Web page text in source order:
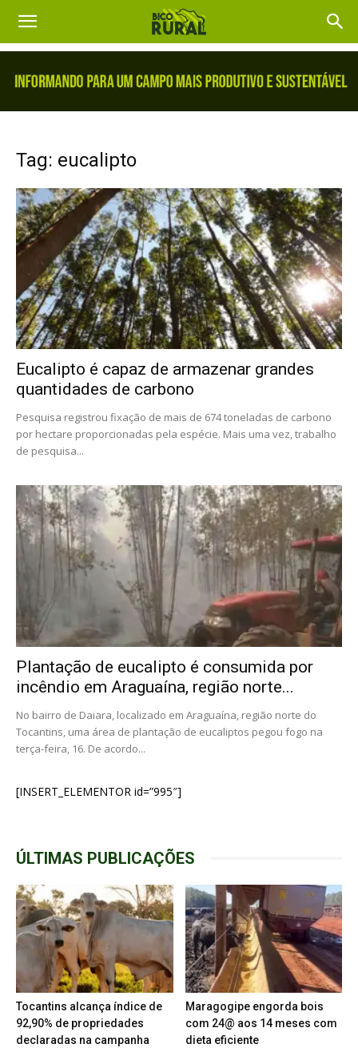
Tag: eucalipto
Eucalipto é capaz de armazenar grandes
quantidades de carbono
Pesquisa registrou fixação de mais de 674 toneladas de carbono
por hectare proporcionadas pela espécie. Mais uma vez, trabalho
de pesquisa...
Plantação de eucalipto é consumida por
incêndio em Araguaína, região norte...
No bairro de Daiara, localizado em Araguaína, região norte do
Tocantins, uma área de plantação de eucaliptos pegou fogo na
terça-feira, 16. De acordo...
[INSERT_ELEMENTOR id=”995″]
ÚLTIMAS PUBLICAÇÕES
Tocantins alcança índice de
92,90% de propriedades
declaradas na campanha
Maragogipe engorda bois
com 24@ aos 14 meses com
dieta eficiente